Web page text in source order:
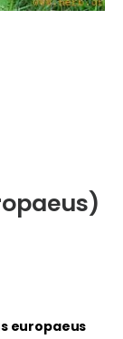
europaeus